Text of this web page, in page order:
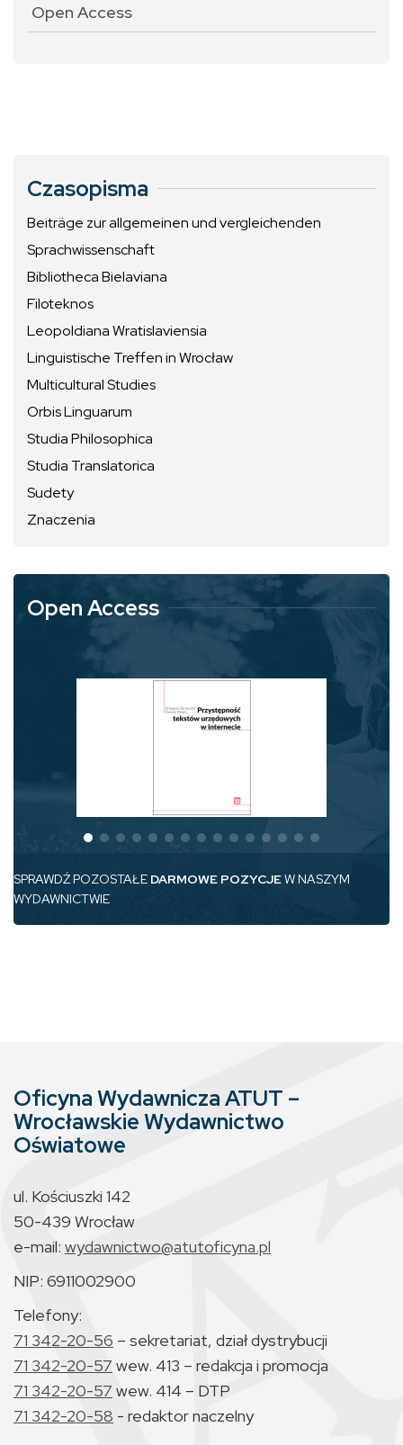
Open Access
Czasopisma
Beiträge zur allgemeinen und vergleichenden
Sprachwissenschaft
Bibliotheca Bielaviana
Filoteknos
Leopoldiana Wratislaviensia
Linguistische Treffen in Wrocław
Multicultural Studies
Orbis Linguarum
Studia Philosophica
Studia Translatorica
Sudety
Znaczenia
Open Access
SPRAWDŹ POZOSTAŁE DARMOWE POZYCJEW NASZYM
WYDAWNICTWIE
Oficyna Wydawnicza ATUT –
Wrocławskie Wydawnictwo
Oświatowe
ul. Kościuszki 142
50-439 Wrocław
e-mail: wydawnictwo@atutoficyna.pl
NIP: 6911002900
Telefony:
71 342-20-56 – sekretariat, dział dystrybucji
71 342-20-57 wew. 413 – redakcja i promocja
71 342-20-57 wew. 414 – DTP
71 342-20-58 - redaktor naczelny